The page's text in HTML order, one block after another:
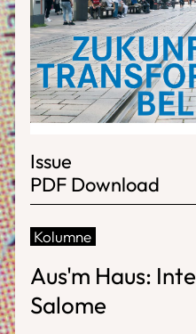
Issue
PDF Download
Kolumne
Aus'm Haus:
Salome